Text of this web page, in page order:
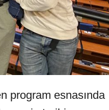
program esnasında